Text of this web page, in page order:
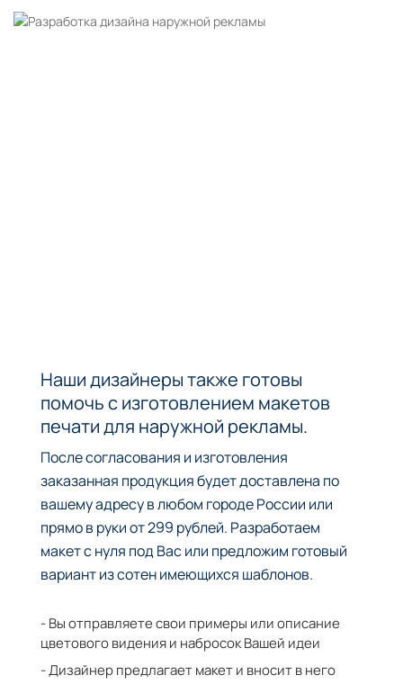
Наши дизайнеры также готовы
помочь с изготовлением макетов
печати для наружной рекламы.
После согласования и изготовления
заказанная продукция будет доставлена по
вашему адресу в любом городе России или
прямо в руки от 299 рублей. Разработаем
макет с нуля под Вас или предложим готовый
вариант из сотен имеющихся шаблонов.
- Вы отправляете свои примеры или описание
цветового видения и набросок Вашей идеи
- Дизайнер предлагает макет и вносит в него